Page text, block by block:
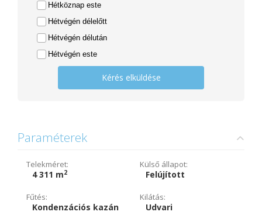
Hétköznap este
Hétvégén délelőtt
Hétvégén délután
Hétvégén este
Kérés elküldése
Paraméterek
Telekméret:
4 311 m2
Külső állapot:
Felújított
Fűtés:
Kondenzációs kazán
Kilátás:
Udvari